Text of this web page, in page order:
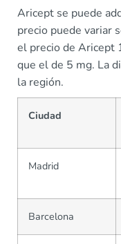
Aricept se puede
precio puede variar
el precio de Aricept
que el de 5 mg. La
la región.
Ciudad
Madrid
Barcelona